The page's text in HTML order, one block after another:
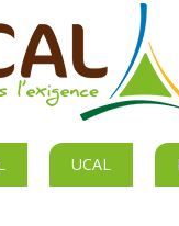
UCAL